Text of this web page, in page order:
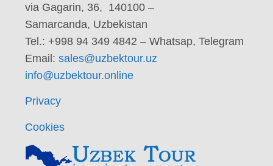
via Gagarin, 36, 140100 –
Samarcanda, Uzbekistan
Tel.: +998 94 349 4842 – Whatsap, Telegram
Email: sales@uzbektour.uz
info@uzbektour.online
Privacy
Cookies